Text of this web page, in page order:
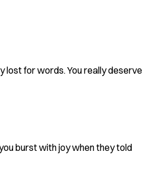
lost for words. You really deserve
burst with joy when they told